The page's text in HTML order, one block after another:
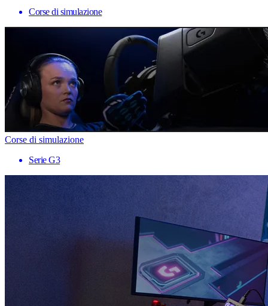
Corse di simulazione
Corse di simulazione
Serie G3